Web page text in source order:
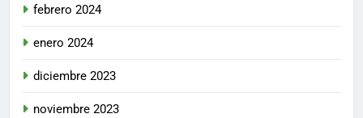
febrero 2024
enero 2024
diciembre 2023
noviembre 2023